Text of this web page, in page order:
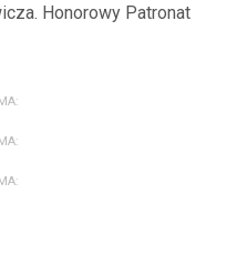
Honorowy Patronat